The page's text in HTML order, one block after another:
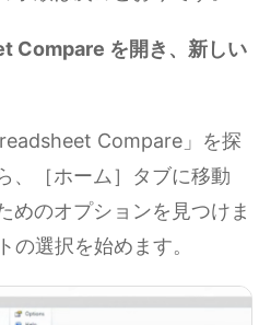
Compare を開き、新しい
Compare」を探
、［ホーム］タブに移動
めのオプションを見つけま
の選択を始めます。